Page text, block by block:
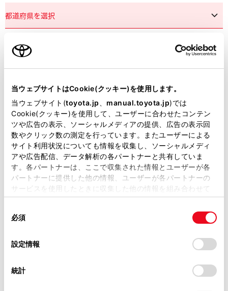
当ウェブサイトはCookie(クッキー)を使用します。
当ウェブサイト(toyota.jp manual.toyota.jp)では
Cookie(クッキー)を使用して、ユーザーに合わせたコンテン
ツや広告の表示、ソーシャルメディアの提供、広告の表示回
数やクリック数の測定を行っています。またユーザーによる
サイト利用状況についても情報を収集し、ソーシャルメディ
アや広告配信、データ解析の各パートナーと共有していま
す。各パートナーは、ここで収集された情報とユーザーが各
パートナーに提供した他の情報、ユーザーが各パートナーの
サービスを使用したときに収集した他の情報を組み合わせて
使用することがあります。当ウェブサイトの使用を続行する
デバイスにすべてのCookie(クッキー)が保存されることに同
意したことになります。Cookie(クッキー)のオプトアウト、
設定の変更、同意を撤回したりするにあたっては、当社の
「Cookie（クッキー）情報の取り扱いについて
」をご覧くだ
必須
設定情報
統計
市区町村名
必須 丁目番地
建物名
必須 ご希望の連絡方法